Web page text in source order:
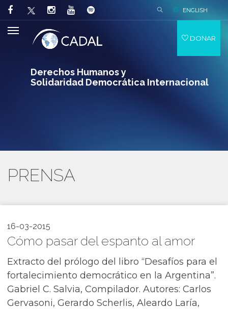
Derechos Humanos y
Solidaridad Democrática Internacional
ENGLISH
DONAR
PRENSA
16-03-2015
Cómo pasar del espanto al amor
Extracto del prólogo del libro “Desafíos para el
fortalecimiento democrático en la Argentina”.
Gabriel C. Salvia, Compilador. Autores: Carlos
Gervasoni, Gerardo Scherlis, Aleardo Laría,